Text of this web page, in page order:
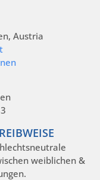
Austria
weiblichen &